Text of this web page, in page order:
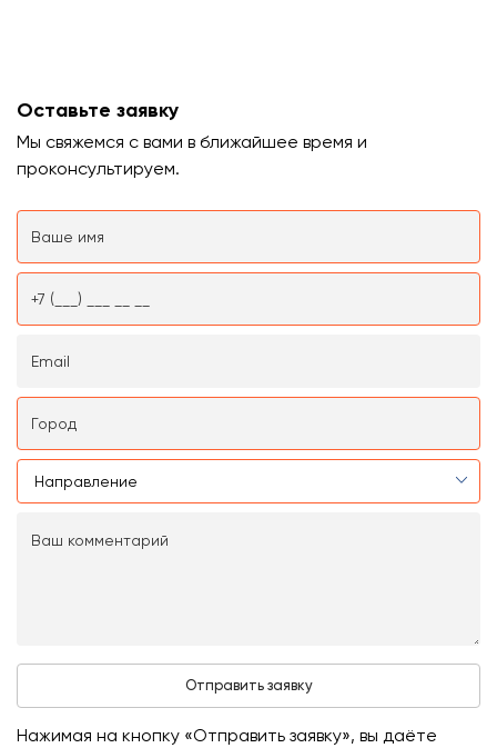
Оставьте заявку
Мы свяжемся с вами в ближайшее время и
проконсультируем.
Нажимая на кнопку «Отправить заявку», вы даёте